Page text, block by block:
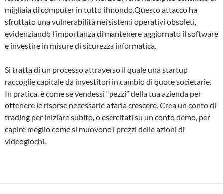
migliaia di computer in tutto il mondo.Questo attacco ha
sfruttato una vulnerabilità nei sistemi operativi obsoleti,
evidenziando l’importanza di mantenere aggiornato il software
e investire in misure di sicurezza informatica.
Si tratta di un processo attraverso il quale una startup
raccoglie capitale da investitori in cambio di quote societarie.
In pratica, è come se vendessi “pezzi” della tua azienda per
ottenere le risorse necessarie a farla crescere. Crea un conto di
trading per iniziare subito, o esercitati su un conto demo, per
capire meglio come si muovono i prezzi delle azioni di
videogiochi.